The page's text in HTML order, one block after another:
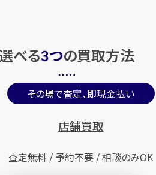
選べる3つの買取方法
その場で査定、即現金払い
店舗買取
査定無料 / 予約不要 / 相談のみOK